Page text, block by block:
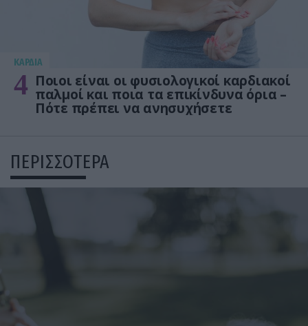
KΑΡΔΙΑ
4 Ποιοι είναι οι φυσιολογικοί καρδιακοί
παλμοί και ποια τα επικίνδυνα όρια –
Πότε πρέπει να ανησυχήσετε
ΠΕΡΙΣΣΟΤΕΡΑ